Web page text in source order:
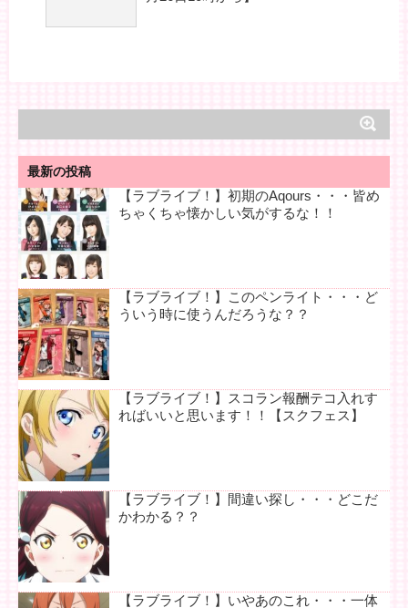
最新の投稿
【ラブライブ！】初期のAqours・・・皆め
ちゃくちゃ懐かしい気がするな！！
【ラブライブ！】このペンライト・・・ど
ういう時に使うんだろうな？？
【ラブライブ！】スコラン報酬テコ入れす
ればいいと思います！！【スクフェス】
【ラブライブ！】間違い探し・・・どこだ
かわかる？？
【ラブライブ！】いやあのこれ・・・一体